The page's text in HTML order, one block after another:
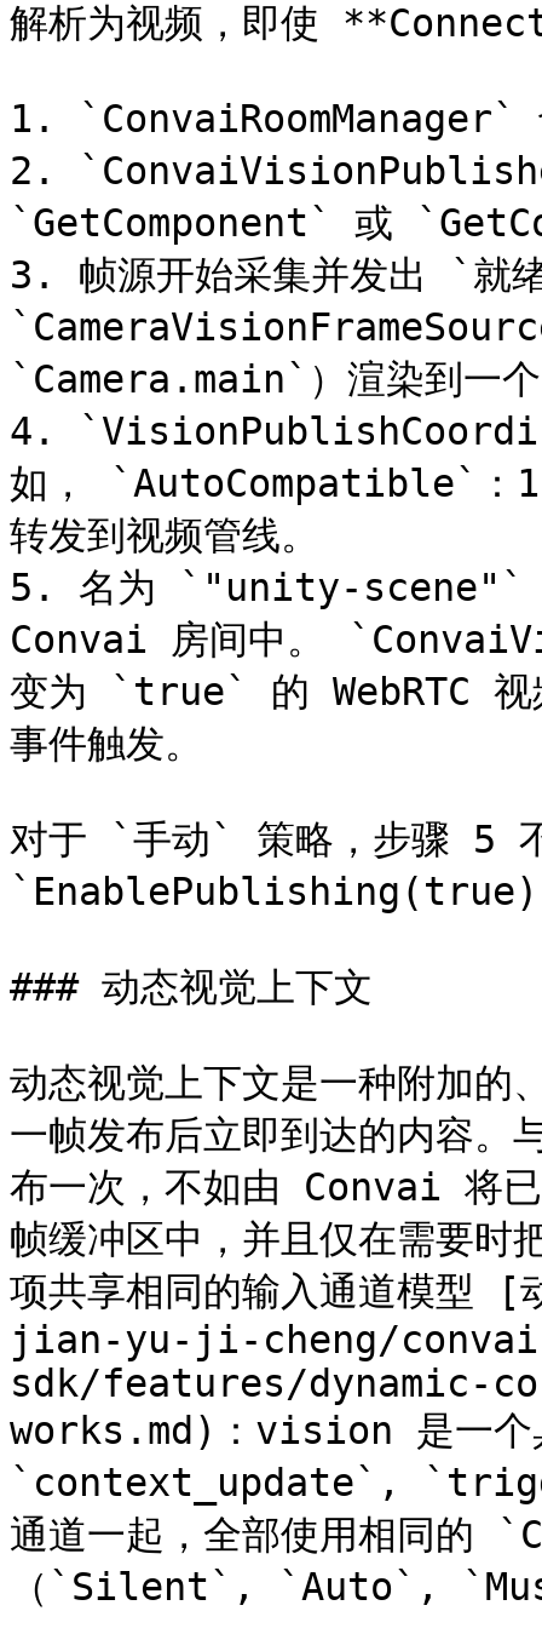
解析为视频，即使
1. `ConvaiRoomManager`
2.
`GetComponent` 或
3. 帧源开始采集并发出 `就
`Camera.main`）渲染到
4.
如， `AutoCompatible`：
转发到视频管线。
5. 名为 `"unity-scene"` 的
Convai 房间中。
变为 `true` 的 WebRTC 视
事件触发。
对于 `手动` 策略，步骤 5
`EnablePublishing(true)`
### 动态视觉上下文
动态视觉上下文是一种附加的
一帧发布后立即到达的内容。
布一次，不如由 Convai 将已
帧缓冲区中，并且仅在需要时
项共享相同的输入通道模
jian-yu-ji-cheng/
sdk/features/dynamic-
works.md)：vision 是一个
`context_update`,
通道一起，全部使用相同的
（`Silent`, `Auto`,